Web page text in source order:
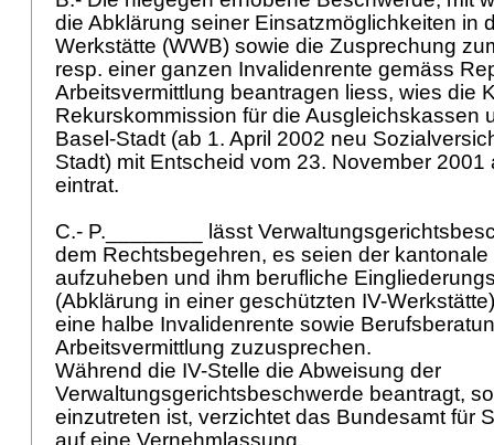
die Abklärung seiner Einsatzmöglichkeiten in
Werkstätte (WWB) sowie die Zusprechung
resp. einer ganzen Invalidenrente gemäss
Arbeitsvermittlung beantragen liess, wies die
Rekurskommission für die Ausgleichskassen
Basel-Stadt (ab 1. April 2002 neu
Stadt) mit Entscheid vom 23. November 2001
eintrat.
C.- P.________ lässt
dem Rechtsbegehren, es seien der
aufzuheben und ihm berufliche
(Abklärung in einer geschützten IV-
eine halbe Invalidenrente sowie
Arbeitsvermittlung zuzusprechen.
Während die IV-Stelle die Abweisung der
Verwaltungsgerichtsbeschwerde beantragt,
einzutreten ist, verzichtet das Bundesamt für
auf eine Vernehmlassung.